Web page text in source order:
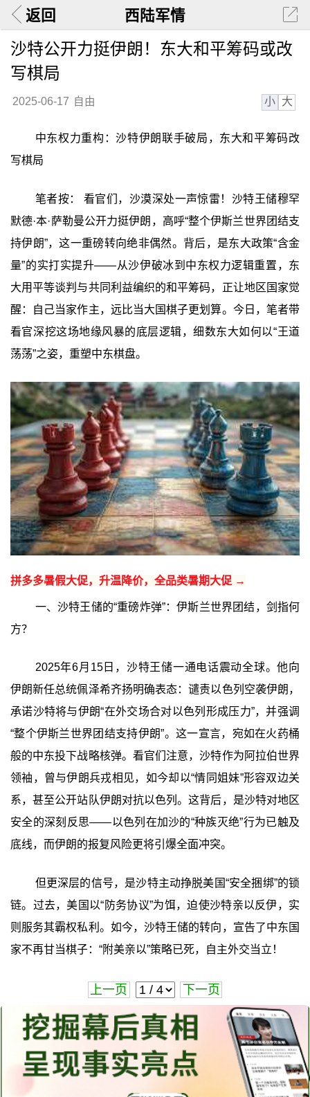
返回 西陆军情
沙特公开力挺伊朗！东大和平筹码或改
写棋局
2025-06-17 自由 小 大
中东权力重构：沙特伊朗联手破局，东大和平筹码改
写棋局
笔者按： 看官们，沙漠深处一声惊雷！沙特王储穆罕
默德·本·萨勒曼公开力挺伊朗，高呼“整个伊斯兰世界团结支
持伊朗”，这一重磅转向绝非偶然。背后，是东大政策“含金
量”的实打实提升——从沙伊破冰到中东权力逻辑重置，东
大用平等谈判与共同利益编织的和平筹码，正让地区国家觉
醒：自己当家作主，远比当大国棋子更划算。今日，笔者带
看官深挖这场地缘风暴的底层逻辑，细数东大如何以“王道
荡荡”之姿，重塑中东棋盘。
拼多多暑假大促，升温降价，全品类暑期大促 →
一、沙特王储的“重磅炸弹”：伊斯兰世界团结，剑指何
方？
2025年6月15日，沙特王储一通电话震动全球。他向
伊朗新任总统佩泽希齐扬明确表态：谴责以色列空袭伊朗，
承诺沙特将与伊朗“在外交场合对以色列形成压力”，并强调
“整个伊斯兰世界团结支持伊朗”。这一宣言，宛如在火药桶
般的中东投下战略核弹。看官们注意，沙特作为阿拉伯世界
领袖，曾与伊朗兵戎相见，如今却以“情同姐妹”形容双边关
系，甚至公开站队伊朗对抗以色列。这背后，是沙特对地区
安全的深刻反思——以色列在加沙的“种族灭绝”行为已触及
底线，而伊朗的报复风险更将引爆全面冲突。
但更深层的信号，是沙特主动挣脱美国“安全捆绑”的锁
链。过去，美国以“防务协议”为饵，迫使沙特亲以反伊，实
则服务其霸权私利。如今，沙特王储的转向，宣告了中东国
家不再甘当棋子：“附美亲以”策略已死，自主外交当立！
上一页 下一页